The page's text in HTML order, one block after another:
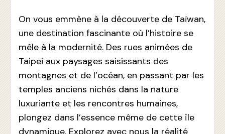
On vous emmène à la découverte de Taïwan,
une destination fascinante où l’histoire se
mêle à la modernité. Des rues animées de
Taipei aux paysages saisissants des
montagnes et de l’océan, en passant par les
temples anciens nichés dans la nature
luxuriante et les rencontres humaines,
plongez dans l’essence même de cette île
dynamique. Explorez avec nous la réalité